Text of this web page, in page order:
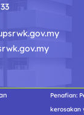
Penafian:
kerosakan